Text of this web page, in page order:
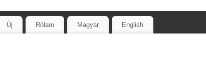
Új Rólam Magyar English